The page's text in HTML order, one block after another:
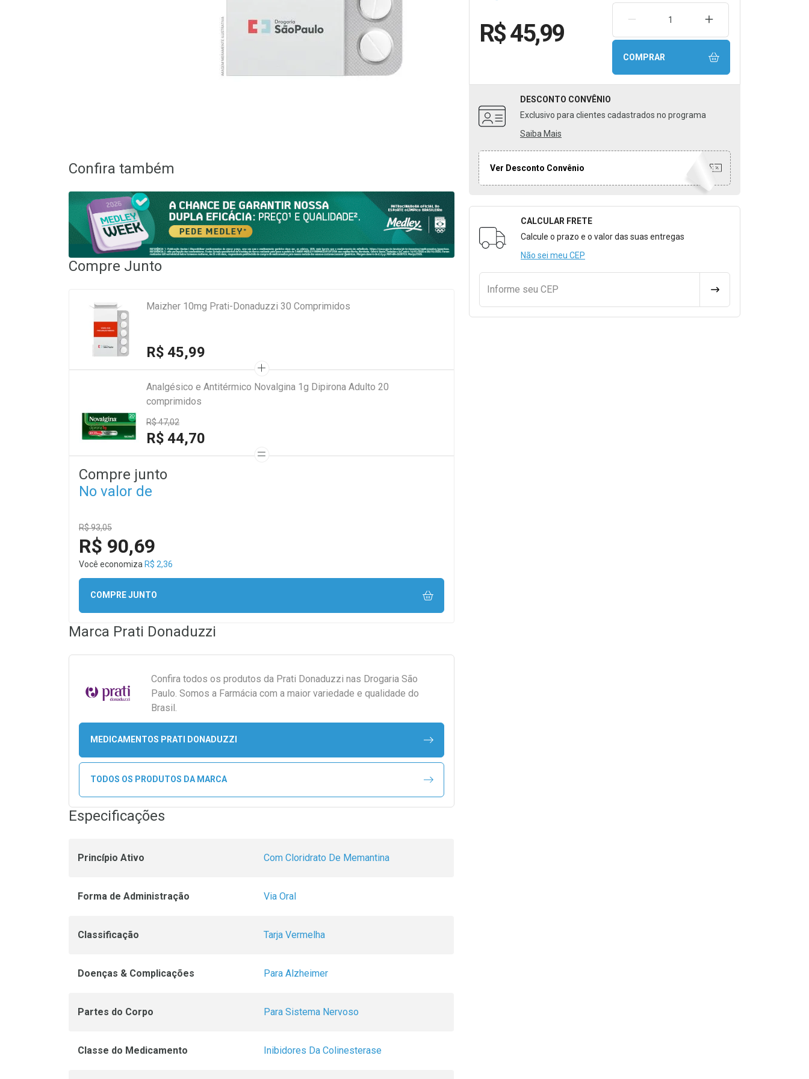
R$ 45,99
REMOVER UMA UNIDADEAUMENTAR UMA
COMPRAR
DESCONTO CONVÊNIO
Exclusivo para clientes cadastrados no programa
Saiba Mais
Ver Desconto Convênio
Formulário para Calcular o Frete
CALCULAR FRETE
Calcule o prazo e o valor das suas entregas
Não sei meu CEP
Informe seu CEP CALCULAR FRETE
Confira também
Compre Junto
Maizher 10mg Prati-Donaduzzi 30 Comprimidos
R$ 45,99
Analgésico e Antitérmico Novalgina 1g Dipirona Adulto 20
comprimidos
R$ 47,02
R$ 44,70
Compre junto
No valor de
R$ 93,05
R$ 90,69
Você economiza R$ 2,36
COMPRE JUNTO
Marca Prati Donaduzzi
Confira todos os produtos da Prati Donaduzzi nas Drogaria São
Paulo. Somos a Farmácia com a maior variedade e qualidade do
Brasil.
MEDICAMENTOS PRATI DONADUZZI
TODOS OS PRODUTOS DA MARCA
Especificações
Princípio Ativo Com Cloridrato De Memantina
Forma de Administração Via Oral
Classificação Tarja Vermelha
Doenças & Complicações Para Alzheimer
Partes do Corpo Para Sistema Nervoso
Classe do Medicamento Inibidores Da Colinesterase